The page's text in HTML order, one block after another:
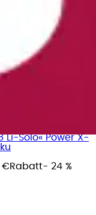
Li-Solo« Power X-
€Rabatt- 24 %